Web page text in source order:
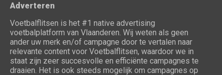
Adverteren
Voetbalflitsen is het #1 native advertising
voetbalplatform van Vlaanderen. Wij weten als geen
ander uw merk en/of campagne door te vertalen naar
relevante content voor Voetbalflitsen, waardoor we in
staat zijn zeer succesvolle en efficiënte campagnes te
draaien. Het is ook steeds mogelijk om campagnes op